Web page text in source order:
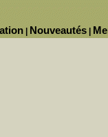
Nouveautés